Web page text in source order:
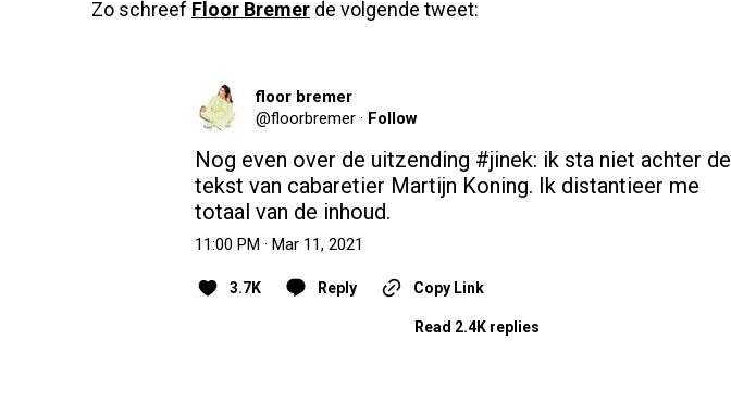
Zo schreef Floor Bremer de volgende tweet:
floor bremer
@floorbremer · Follow
Nog even over de uitzending #jinek: ik sta niet achter de
tekst van cabaretier Martijn Koning. Ik distantieer me
totaal van de inhoud.
11:00 PM · Mar 11, 2021
3.7K Reply Copy Link
Read 2.4K replies